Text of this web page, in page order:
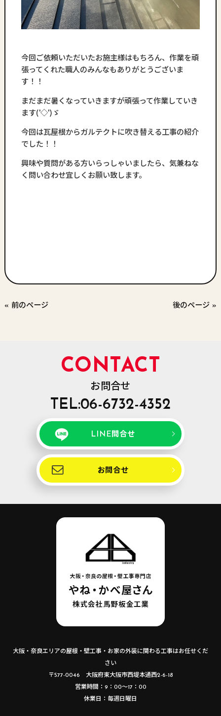
今回ご依頼いただいたお施主様はもちろん、作業を頑
張ってくれた職人のみんなもありがとうございま
す！！
まだまだ暑くなっていきますが頑張って作業していき
ます('◇')ゞ
今回は瓦屋根からガルテクトに吹き替える工事の紹介
でした！！
興味や質問がある方いらっしゃいましたら、気兼ねな
く問い合わせ宜しくお願い致します。
« 前のページ 後のページ »
CONTACT
お問合せ
TEL:06-6732-4352
LINE問合せ
お問合せ
大阪・奈良エリアの屋根・壁工事・お家の外装に関わる工事はお任せくだ
さい
〒577-0046 大阪府東大阪市西堤本通西2-6-18
営業時間：9：00～17：00
休業日：毎週日曜日